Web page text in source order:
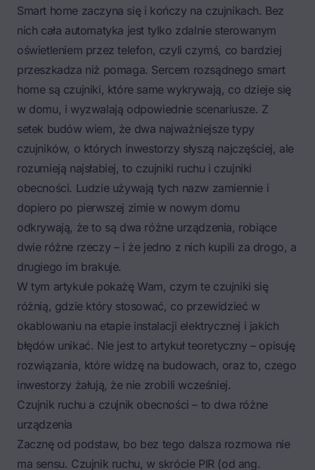
Smart home zaczyna się i kończy na czujnikach. Bez
nich cała automatyka jest tylko zdalnie sterowanym
oświetleniem przez telefon, czyli czymś, co bardziej
przeszkadza niż pomaga. Sercem rozsądnego smart
home są czujniki, które same wykrywają, co dzieje się
w domu, i wyzwalają odpowiednie scenariusze. Z
setek budów wiem, że dwa najważniejsze typy
czujników, o których inwestorzy słyszą najczęściej, ale
rozumieją najsłabiej, to czujniki ruchu i czujniki
obecności. Ludzie używają tych nazw zamiennie i
dopiero po pierwszej zimie w nowym domu
odkrywają, że to są dwa różne urządzenia, robiące
dwie różne rzeczy – i że jedno z nich kupili za drogo, a
drugiego im brakuje.
W tym artykule pokażę Wam, czym te czujniki się
różnią, gdzie który stosować, co przewidzieć w
okablowaniu na etapie instalacji elektrycznej i jakich
błędów unikać. Nie jest to artykuł teoretyczny – opisuję
rozwiązania, które widzę na budowach, oraz to, czego
inwestorzy żałują, że nie zrobili wcześniej.
Czujnik ruchu a czujnik obecności – to dwa różne
urządzenia
Zacznę od podstaw, bo bez tego dalsza rozmowa nie
ma sensu. Czujnik ruchu, w skrócie PIR (od ang.